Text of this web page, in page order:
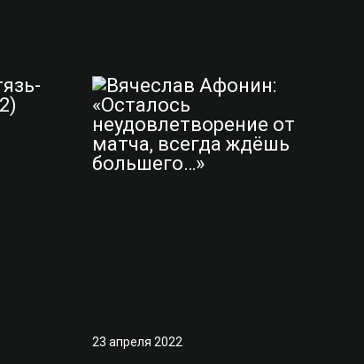
23 апреля 2022